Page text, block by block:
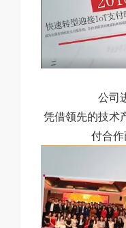
公司
凭借领先的技术
付合